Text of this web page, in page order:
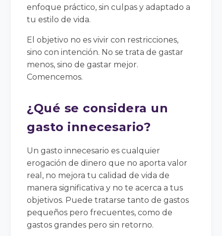
enfoque práctico, sin culpas y adaptado a
tu estilo de vida.
El objetivo no es vivir con restricciones,
sino con intención. No se trata de gastar
menos, sino de gastar mejor.
Comencemos.
¿Qué se considera un
gasto innecesario?
Un gasto innecesario es cualquier
erogación de dinero que no aporta valor
real, no mejora tu calidad de vida de
manera significativa y no te acerca a tus
objetivos. Puede tratarse tanto de gastos
pequeños pero frecuentes, como de
gastos grandes pero sin retorno.